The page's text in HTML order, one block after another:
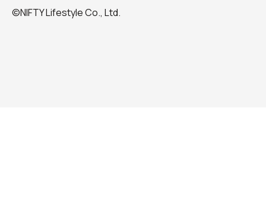
©NIFTY Lifestyle Co., Ltd.